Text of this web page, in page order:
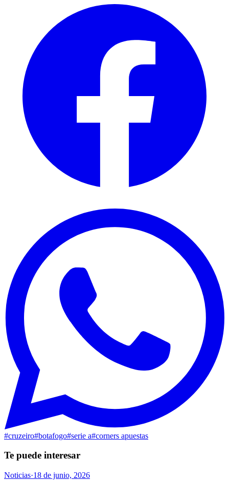
#cruzeiro#botafogo#serie a#corners apuestas
Te puede interesar
Noticias·18 de junio, 2026